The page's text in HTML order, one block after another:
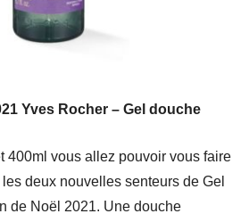
Yves Rocher – Gel douche
400ml vous allez pouvoir vous faire
deux nouvelles senteurs de Gel
de Noël 2021. Une douche